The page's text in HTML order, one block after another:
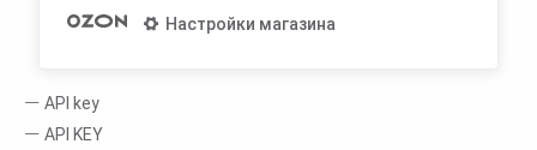
Настройки магазина
API key
API KEY